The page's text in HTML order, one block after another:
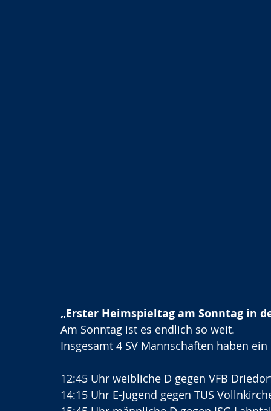
„Erster Heimspieltag am Sonntag in
Am Sonntag ist es endlich so weit.
Insgesamt 4 SV Mannschaften haben
12:45 Uhr weibliche D gegen VFB
14:15 Uhr E-Jugend gegen TUS